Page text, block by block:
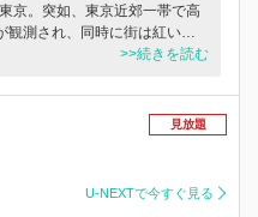
京。突如、東京近郊一帯で高
観測され、同時に街は紅い…
>>続きを読む
見放題
U-NEXTで今すぐ見る